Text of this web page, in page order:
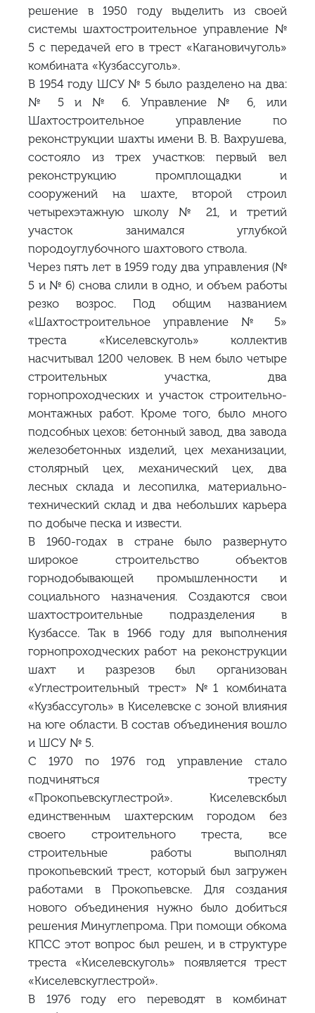
решение в 1950 году выделить из своей
системы шахтостроительное управление №
5 с передачей его в трест «Кагановичуголь»
комбината «Кузбассуголь».
В 1954 году ШСУ № 5 было разделено на два:
№ 5 и № 6. Управление № 6, или
Шахтостроительное управление по
реконструкции шахты имени В. В. Вахрушева,
состояло из трех участков: первый вел
реконструкцию промплощадки и
сооружений на шахте, второй строил
четырехэтажную школу № 21, и третий
участок занимался углубкой
породоуглубочного шахтового ствола.
Через пять лет в 1959 году два управления (№
5 и № 6) снова слили в одно, и объем работы
резко возрос. Под общим названием
«Шахтостроительное управление № 5»
треста «Киселевскуголь» коллектив
насчитывал 1200 человек. В нем было четыре
строительных участка, два
горнопроходческих и участок строительно-
монтажных работ. Кроме того, было много
подсобных цехов: бетонный завод, два завода
железобетонных изделий, цех механизации,
столярный цех, механический цех, два
лесных склада и лесопилка, материально-
технический склад и два небольших карьера
по добыче песка и извести.
В 1960-годах в стране было развернуто
широкое строительство объектов
горнодобывающей промышленности и
социального назначения. Создаются свои
шахтостроительные подразделения в
Кузбассе. Так в 1966 году для выполнения
горнопроходческих работ на реконструкции
шахт и разрезов был организован
«Углестроительный трест» №1 комбината
«Кузбассуголь» в Киселевске с зоной влияния
на юге области. В состав объединения вошло
и ШСУ № 5.
С 1970 по 1976 год управление стало
подчиняться тресту
«Прокопьевскуглестрой». Киселевскбыл
единственным шахтерским городом без
своего строительного треста, все
строительные работы выполнял
прокопьевский трест, который был загружен
работами в Прокопьевске. Для создания
нового объединения нужно было добиться
решения Минуглепрома. При помощи обкома
КПСС этот вопрос был решен, и в структуре
треста «Киселевскуголь» появляется трест
«Киселевскуглестрой».
В 1976 году его переводят в комбинат